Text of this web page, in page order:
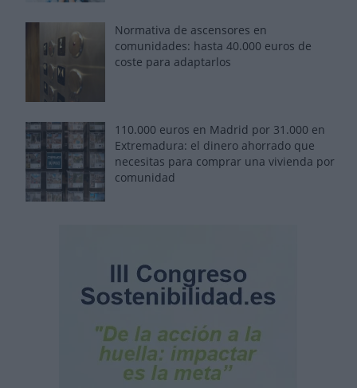
Normativa de ascensores en
comunidades: hasta 40.000 euros de
coste para adaptarlos
110.000 euros en Madrid por 31.000 en
Extremadura: el dinero ahorrado que
necesitas para comprar una vivienda por
comunidad